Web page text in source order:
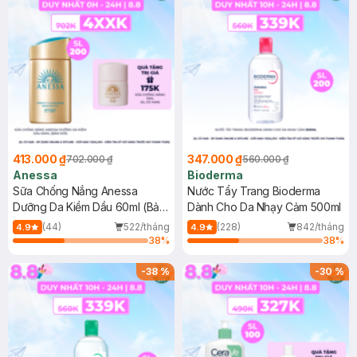
413.000 ₫702.000 ₫
Anessa
Sữa Chống Nắng Anessa
Dưỡng Da Kiềm Dầu 60ml (Bản
Mới)
4.9 (44)
522/tháng
38%
347.000 ₫560.000 ₫
Bioderma
Nước Tẩy Trang Bioderma
Dành Cho Da Nhạy Cảm 500ml
4.9 (228)
842/tháng
38%
-38% -30%